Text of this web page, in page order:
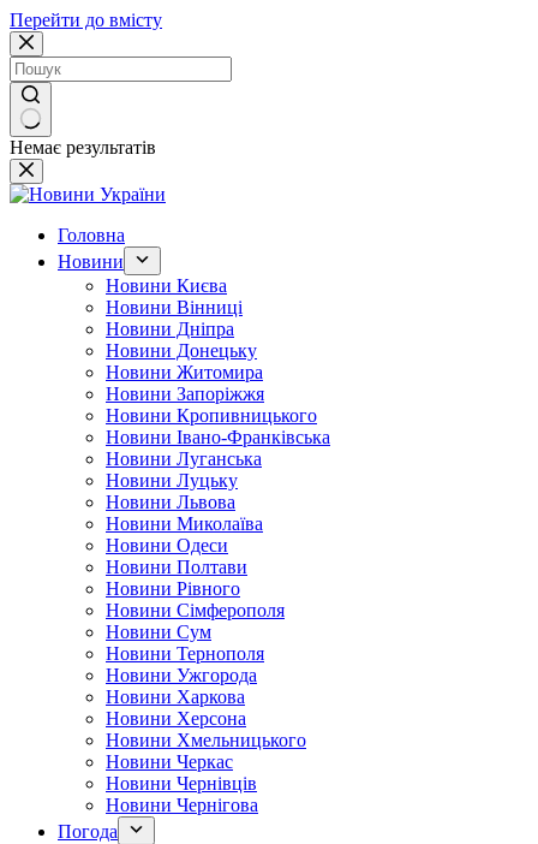
Перейти до вмісту
Немає результатів
Головна
Новини
Новини Києва
Новини Вінниці
Новини Дніпра
Новини Донецьку
Новини Житомира
Новини Запоріжжя
Новини Кропивницького
Новини Івано-Франківська
Новини Луганська
Новини Луцьку
Новини Львова
Новини Миколаїва
Новини Одеси
Новини Полтави
Новини Рівного
Новини Сімферополя
Новини Сум
Новини Тернополя
Новини Ужгорода
Новини Харкова
Новини Херсона
Новини Хмельницького
Новини Черкас
Новини Чернівців
Новини Чернігова
Погода